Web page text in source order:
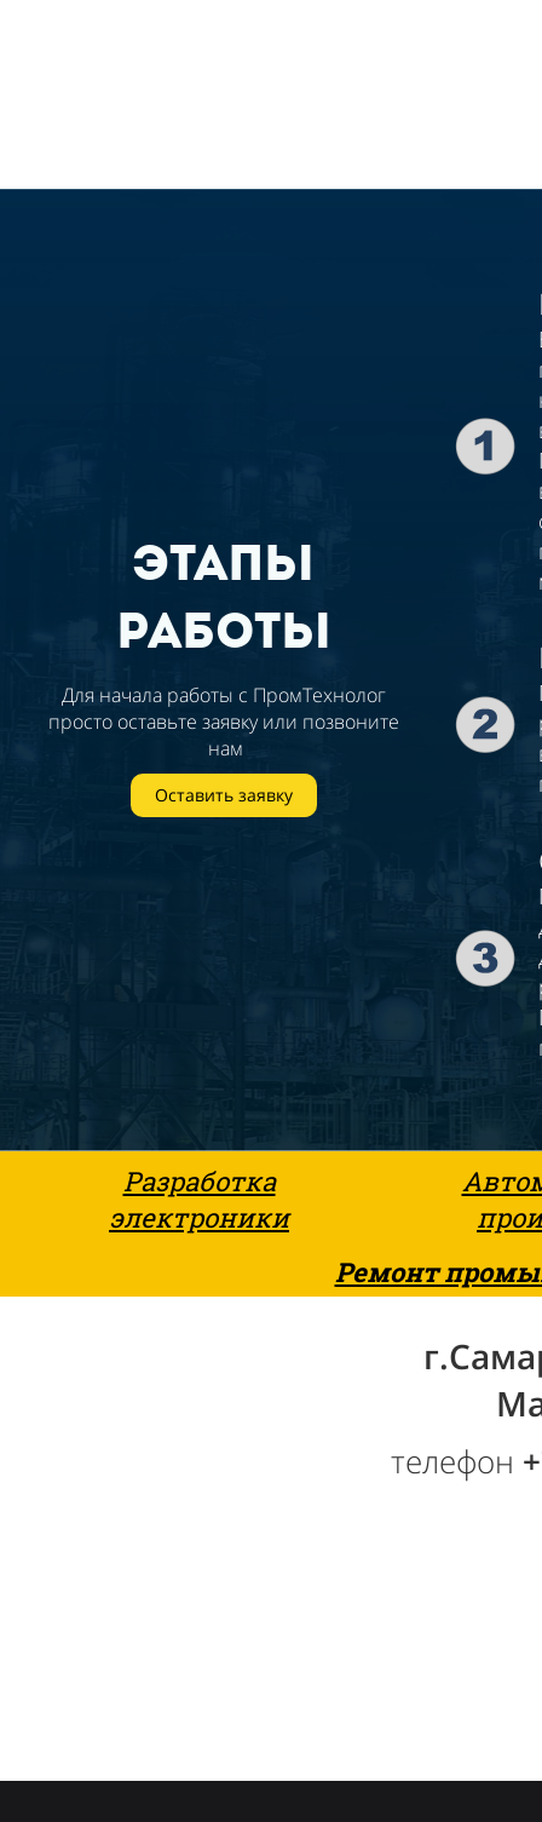
этапы
работы
Для начала работы с ПромТехнолог
просто оставьте заявку или позвоните
нам
Оставить заявку
Разработка
электроники
Ремонт
телефон